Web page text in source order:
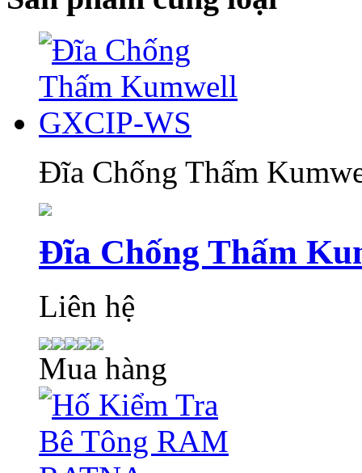
Đĩa Chống Thấm
Đĩa Chống Thấm
Liên hệ
Mua hàng